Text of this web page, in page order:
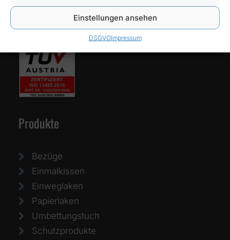
Einstellungen ansehen
DSGVOImpressum
E-Mail:
info@reintex.com
Produkte
Bezüge
Einmalkissen
Einweglaken
Papierlaken
Umbettungstuch
Schutzprodukte